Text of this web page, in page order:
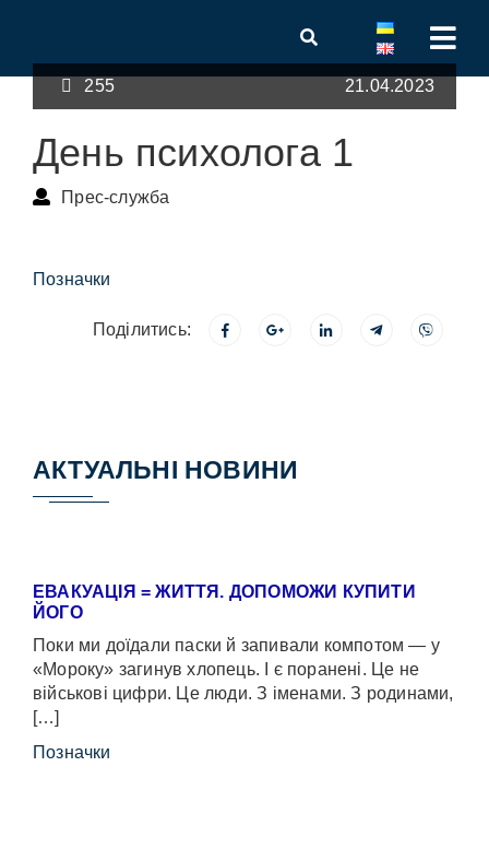
255 21.04.2023
День психолога 1
Прес-служба
Позначки
Поділитись:
АКТУАЛЬНІ НОВИНИ
ЕВАКУАЦІЯ = ЖИТТЯ. ДОПОМОЖИ КУПИТИ
ЙОГО
Поки ми доїдали паски й запивали компотом — у
«Мороку» загинув хлопець. І є поранені. Це не
військові цифри. Це люди. З іменами. З родинами,
[…]
Позначки